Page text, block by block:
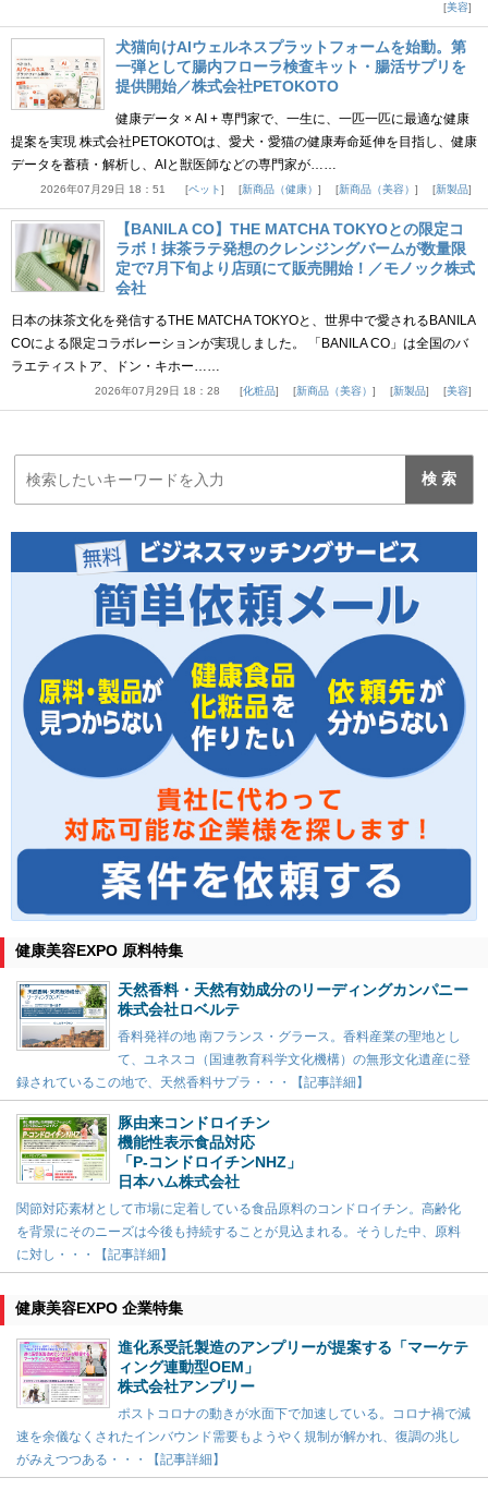
美容
犬猫向けAIウェルネスプラットフォームを始動。第
一弾として腸内フローラ検査キット・腸活サプリを
提供開始／株式会社PETOKOTO
健康データ × AI + 専門家で、一生に、一匹一匹に最適な健康
提案を実現 株式会社PETOKOTOは、愛犬・愛猫の健康寿命延伸を目指し、健康
データを蓄積・解析し、AIと獣医師などの専門家が……
2026年07月29日 18：51 ペット 新商品（健康） 新商品（美容） 新製品
【BANILA CO】THE MATCHA TOKYOとの限定コ
ラボ！抹茶ラテ発想のクレンジングバームが数量限
定で7月下旬より店頭にて販売開始！／モノック株式
会社
日本の抹茶文化を発信するTHE MATCHA TOKYOと、世界中で愛されるBANILA
COによる限定コラボレーションが実現しました。 「BANILA CO」は全国のバ
ラエティストア、ドン・キホー……
2026年07月29日 18：28 化粧品 新商品（美容） 新製品 美容
健康美容EXPO 原料特集
天然香料・天然有効成分のリーディングカンパニー
株式会社ロベルテ
香料発祥の地 南フランス・グラース。香料産業の聖地とし
て、ユネスコ（国連教育科学文化機構）の無形文化遺産に登
録されているこの地で、天然香料サプラ・・・【記事詳細】
豚由来コンドロイチン
機能性表示食品対応
「P-コンドロイチンNHZ」
日本ハム株式会社
関節対応素材として市場に定着している食品原料のコンドロイチン。高齢化
を背景にそのニーズは今後も持続することが見込まれる。そうした中、原料
に対し・・・【記事詳細】
健康美容EXPO 企業特集
進化系受託製造のアンプリーが提案する「マーケテ
ィング連動型OEM」
株式会社アンプリー
ポストコロナの動きが水面下で加速している。コロナ禍で減
速を余儀なくされたインバウンド需要もようやく規制が解かれ、復調の兆し
がみえつつある・・・【記事詳細】